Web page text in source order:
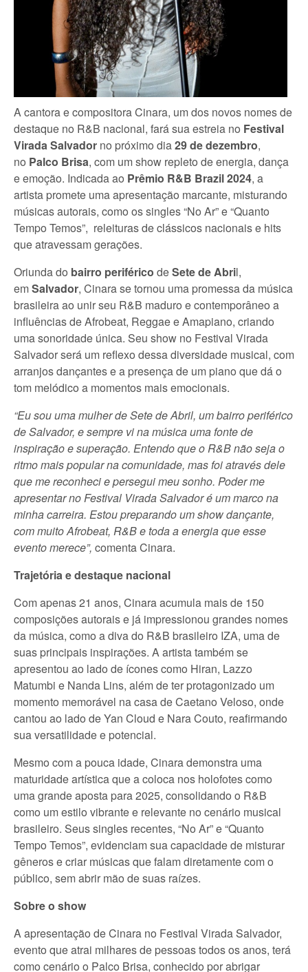
A cantora e compositora Cinara, um dos novos nomes de
destaque no R&B nacional, fará sua estreia no Festival
Virada Salvador no próximo dia29 de dezembro,
no Palco Brisa, com um show repleto de energia, dança
e emoção. Indicada ao Prêmio R&B Brazil 2024, a
artista promete uma apresentação marcante, misturando
músicas autorais, como os singles “No Ar” e “Quanto
Tempo Temos”, releituras de clássicos nacionais e hits
que atravessam gerações.
Oriunda do bairro periférico deSete de Abril,
emSalvador, Cinara se tornou uma promessa da música
brasileira ao unir seu R&B maduro e contemporâneo a
influências de Afrobeat, Reggae e Amapiano, criando
uma sonoridade única. Seu show no Festival Virada
Salvador será um reflexo dessa diversidade musical, com
arranjos dançantes e a presença de um piano que dá o
tom melódico a momentos mais emocionais.
“Eu sou uma mulher de Sete de Abril, um bairro periférico
de Salvador, e sempre vi na música uma fonte de
inspiração e superação. Entendo que o R&B não seja o
ritmo mais popular na comunidade, mas foi através dele
que me reconheci e persegui meu sonho. Poder me
apresentar no Festival Virada Salvador é um marco na
minha carreira. Estou preparando um show dançante,
com muito Afrobeat, R&B e toda a energia que esse
evento merece”, comenta Cinara.
Trajetória e destaque nacional
Com apenas 21 anos, Cinara acumula mais de 150
composições autorais e já impressionou grandes nomes
da música, como a diva do R&B brasileiro IZA, uma de
suas principais inspirações. A artista também se
apresentou ao lado de ícones como Hiran, Lazzo
Matumbi e Nanda Lins, além de ter protagonizado um
momento memorável na casa de Caetano Veloso, onde
cantou ao lado de Yan Cloud e Nara Couto, reafirmando
sua versatilidade e potencial.
Mesmo com a pouca idade, Cinara demonstra uma
maturidade artística que a coloca nos holofotes como
uma grande aposta para 2025, consolidando o R&B
como um estilo vibrante e relevante no cenário musical
brasileiro. Seus singles recentes, “No Ar” e “Quanto
Tempo Temos”, evidenciam sua capacidade de misturar
gêneros e criar músicas que falam diretamente com o
público, sem abrir mão de suas raízes.
Sobre o show
A apresentação de Cinara no Festival Virada Salvador,
evento que atrai milhares de pessoas todos os anos, terá
como cenário o Palco Brisa, conhecido por abrigar